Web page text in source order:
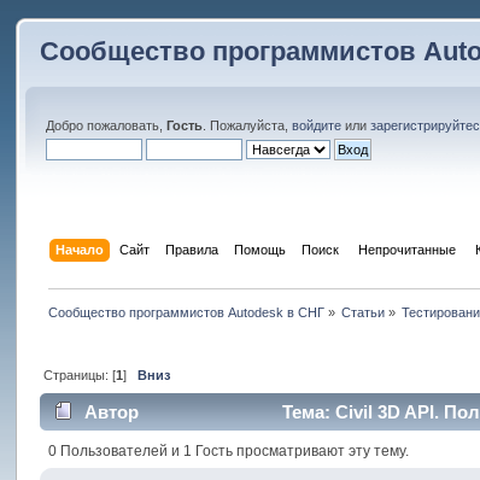
Сообщество программистов
Добро пожаловать,Гость . Пожалуйста,войдите или
Начало Сайт Правила Помощь Поиск Непрочитанные
Сообщество программистов Autodesk в СНГ» Статьи »
Страницы: [1] Вниз
Автор Тема: Civil 3D API.
0 Пользователей и 1 Гость просматривают эту тему.